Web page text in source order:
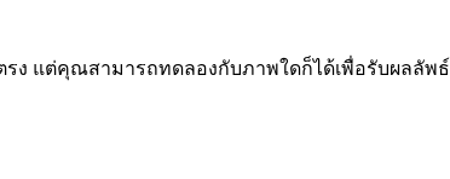
ง แต่คุณสามารถทดลองกับภาพใดก็ได้เพื่อรับผลลัพธ์